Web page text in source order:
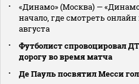
«Динамо» (Москва) —
начало, где смотреть онлайн
августа
Футболист спровоцировал
дорогу во время матча
Де Пауль посвятил Месси